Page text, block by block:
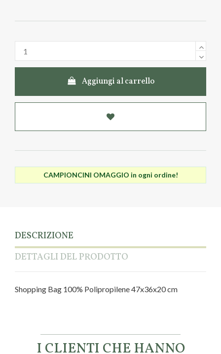
Aggiungi al carrello
CAMPIONCINI OMAGGIO in ogni ordine!
DESCRIZIONE
DETTAGLI DEL PRODOTTO
Shopping Bag 100% Polipropilene 47x36x20 cm
I CLIENTI CHE HANNO